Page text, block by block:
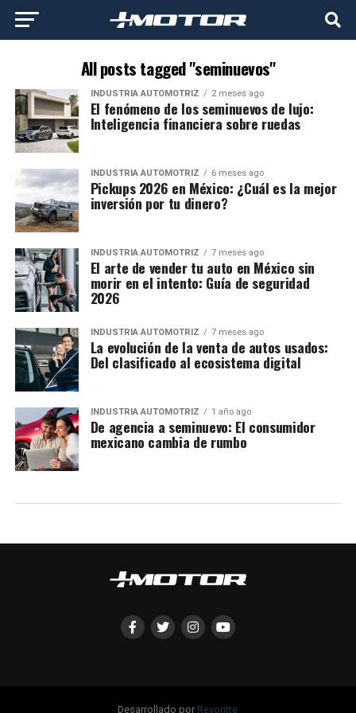
All posts tagged "seminuevos"
INDUSTRIA AUTOMOTRIZ 2 meses ago
El fenómeno de los seminuevos de lujo:
Inteligencia financiera sobre ruedas
INDUSTRIA AUTOMOTRIZ 6 meses ago
Pickups 2026 en México: ¿Cuál es la mejor
inversión por tu dinero?
INDUSTRIA AUTOMOTRIZ 7 meses ago
El arte de vender tu auto en México sin
morir en el intento: Guía de seguridad
2026
INDUSTRIA AUTOMOTRIZ 7 meses ago
La evolución de la venta de autos usados:
Del clasificado al ecosistema digital
INDUSTRIA AUTOMOTRIZ 1 año ago
De agencia a seminuevo: El consumidor
mexicano cambia de rumbo
Desarrollado por Revontte